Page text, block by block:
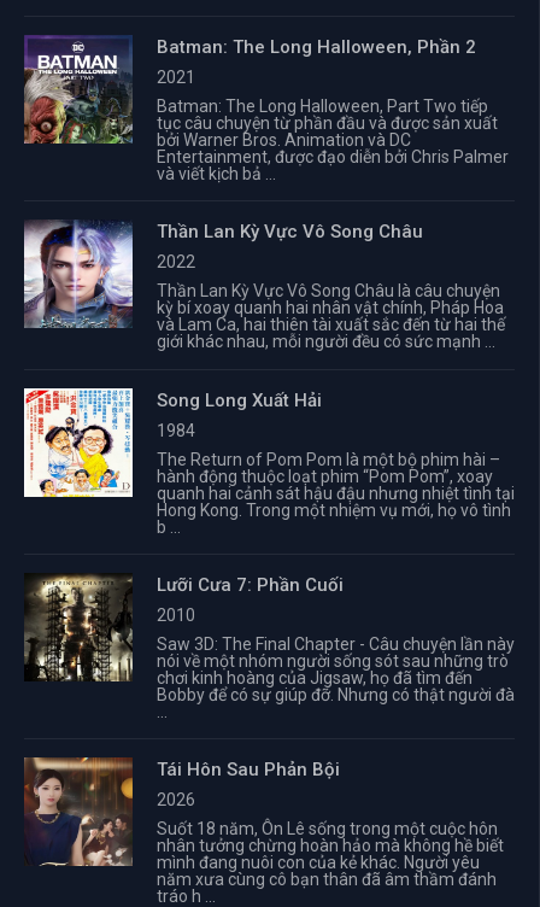
Batman: The Long Halloween, Phần 2
2021
Batman: The Long Halloween, Part Two tiếp
tục câu chuyện từ phần đầu và được sản xuất
bởi Warner Bros. Animation và DC
Entertainment, được đạo diễn bởi Chris Palmer
và viết kịch bả ...
Thần Lan Kỳ Vực Vô Song Châu
2022
Thần Lan Kỳ Vực Vô Song Châu là câu chuyện
kỳ bí xoay quanh hai nhân vật chính, Pháp Hoa
và Lam Ca, hai thiên tài xuất sắc đến từ hai thế
giới khác nhau, mỗi người đều có sức mạnh ...
Song Long Xuất Hải
1984
The Return of Pom Pom là một bộ phim hài –
hành động thuộc loạt phim “Pom Pom”, xoay
quanh hai cảnh sát hậu đậu nhưng nhiệt tình tại
Hong Kong. Trong một nhiệm vụ mới, họ vô tình
b ...
Lưỡi Cưa 7: Phần Cuối
2010
Saw 3D: The Final Chapter - Câu chuyện lần này
nói về một nhóm người sống sót sau những trò
chơi kinh hoàng của Jigsaw, họ đã tìm đến
Bobby để có sự giúp đỡ. Nhưng có thật người đà
Tái Hôn Sau Phản Bội
2026
Suốt 18 năm, Ôn Lê sống trong một cuộc hôn
nhân tưởng chừng hoàn hảo mà không hề biết
mình đang nuôi con của kẻ khác. Người yêu
năm xưa cùng cô bạn thân đã âm thầm đánh
tráo h ...